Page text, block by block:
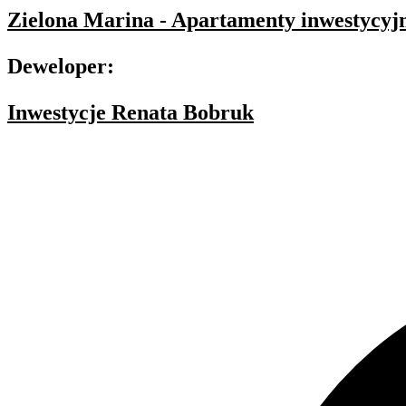
Zielona Marina - Apartamenty
Deweloper:
Inwestycje Renata Bobruk